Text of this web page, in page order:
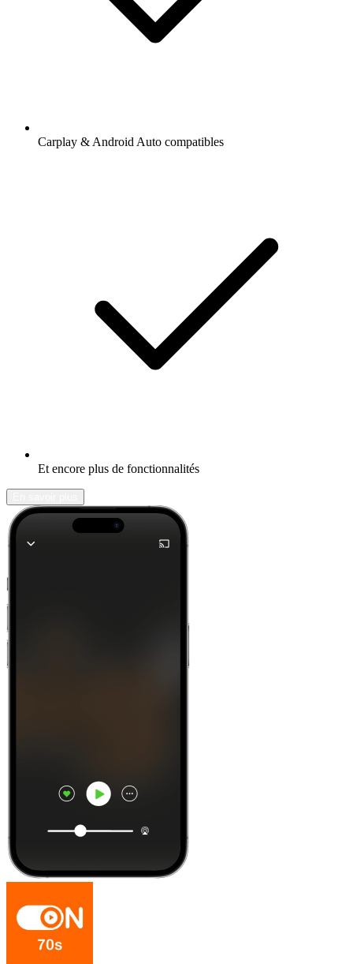
Carplay & Android Auto compatibles
Et encore plus de fonctionnalités